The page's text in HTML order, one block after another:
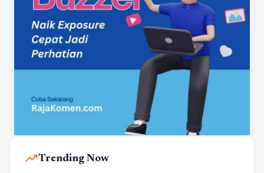
trending_upTrending Now